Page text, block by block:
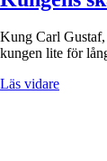
Kung Carl
kungen lite för
Läs vidare